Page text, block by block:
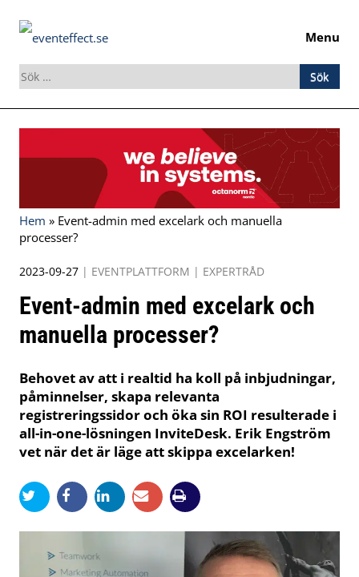
Menu
Sök
efter:
Hem » Event-admin med excelark och manuella
processer?
2023-09-27 | EVENTPLATTFORM | EXPERTRÅD
Event-admin med excelark och
manuella processer?
Behovet av att i realtid ha koll på inbjudningar,
påminnelser, skapa relevanta
registreringssidor och öka sin ROI resulterade i
all-in-one-lösningen InviteDesk. Erik Engström
vet när det är läge att skippa excelarken!